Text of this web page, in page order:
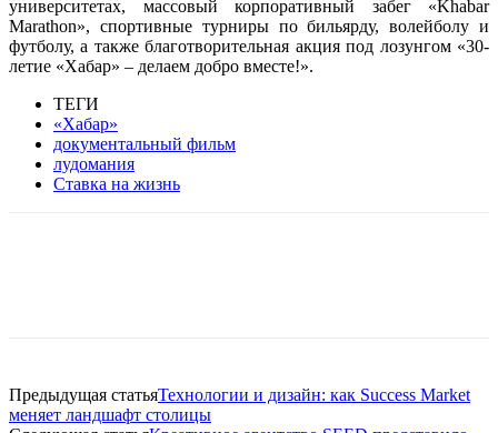
университетах, массовый корпоративный забег «Khabar
Marathon», спортивные турниры по бильярду, волейболу и
футболу, а также благотворительная акция под лозунгом «30-
летие «Хабар» – делаем добро вместе!».
ТЕГИ
«Хабар»
документальный фильм
лудомания
Ставка на жизнь
Предыдущая статьяТехнологии и дизайн: как Success Market
меняет ландшафт столицы